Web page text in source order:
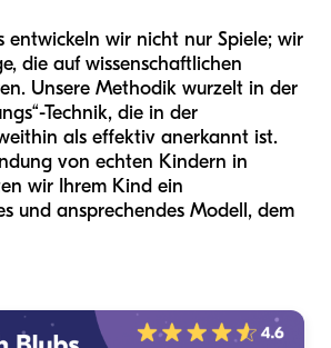
entwickeln wir nicht nur Spiele; wir
die auf wissenschaftlichen
Unsere Methodik wurzelt in der
Technik, die in der
als effektiv anerkannt ist.
von echten Kindern in
wir Ihrem Kind ein
und ansprechendes Modell, dem